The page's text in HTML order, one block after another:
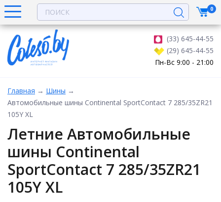
(33) 645-44-55
(29) 645-44-55
Пн-Вс 9:00 - 21:00
0
Главная → Шины →
Автомобильные шины Continental SportContact 7 285/35ZR21
105Y XL
Летние Автомобильные
шины Continental
SportContact 7 285/35ZR21
105Y XL